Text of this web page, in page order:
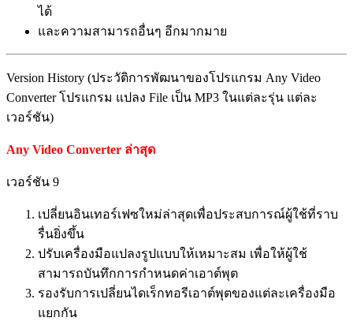
ได้
และความสามารถอื่นๆ อีกมากมาย
Version History (ประวัติการพัฒนาของโปรแกรม Any Video
Converter โปรแกรม แปลง File เป็น MP3 ในแต่ละรุ่น แต่ละ
เวอร์ชัน)
Any Video Converter ล่าสุด
เวอร์ชัน 9
เปลี่ยนอินเทอร์เฟซใหม่ล่าสุดเพื่อประสบการณ์ผู้ใช้ที่ราบ
รื่นยิ่งขึ้น
ปรับเครื่องมือแปลงรูปแบบให้เหมาะสม เพื่อให้ผู้ใช้
สามารถบันทึกการกำหนดค่าเอาต์พุต
รองรับการเปลี่ยนไดเร็กทอรีเอาต์พุตของแต่ละเครื่องมือ
แยกกัน